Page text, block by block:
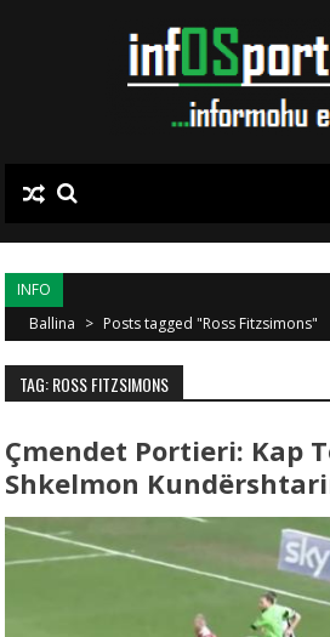
INFO
Ballina > Posts tagged "Ross Fitzsimons"
TAG: ROSS FITZSIMONS
Çmendet Portieri: Kap
Shkelmon